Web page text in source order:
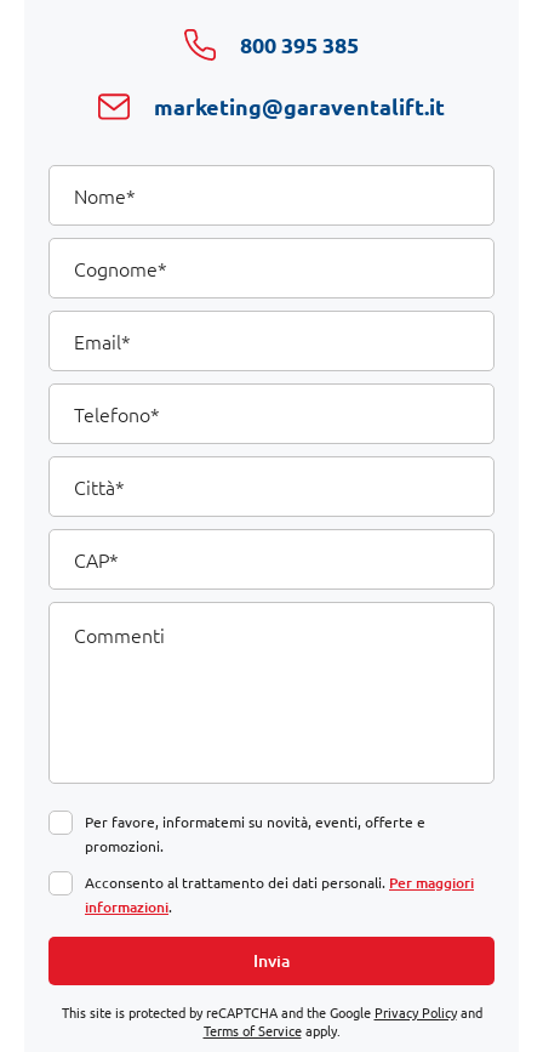
800 395 385
marketing@garaventalift.it
I
tuoi
dati
Nome
Cognome
Email
Telefono
Città
CAP
Commenti
Per favore, informatemi su novità, eventi, offerte e
promozioni.
Acconsento al trattamento dei dati personali. Per maggiori
informazioni.
Invia
This site is protected by reCAPTCHA and the Google Privacy Policyand
Terms of Serviceapply.